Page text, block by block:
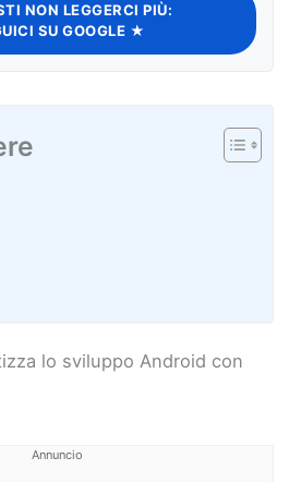
NON LEGGERCI PIÙ:
SU GOOGLE ★
lo sviluppo Android con
Annuncio